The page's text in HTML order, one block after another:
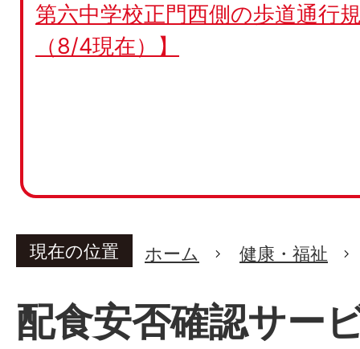
第六中学校正門西側の歩道通行
（8/4現在）】
現在の位置 ホーム 健康・福祉
配食安否確認サー